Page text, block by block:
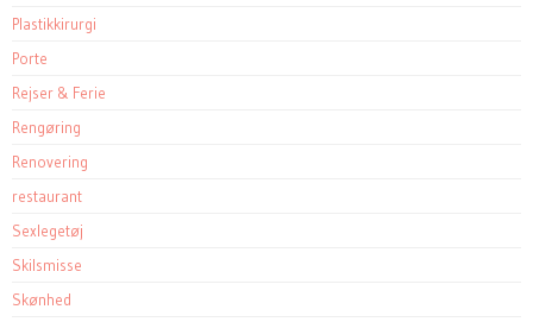
Plastikkirurgi
Porte
Rejser & Ferie
Rengøring
Renovering
restaurant
Sexlegetøj
Skilsmisse
Skønhed